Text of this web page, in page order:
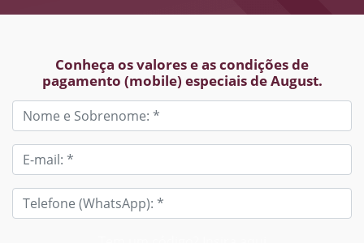
Conheça os valores e as condições de
pagamento (mobile) especiais de August.